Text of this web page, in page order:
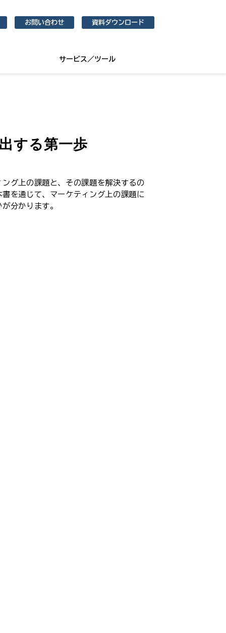
お問い合わせ 資料ダウンロード
サービス／ツール
する第一歩
グ上の課題と、その課題を解決するの
を通じて、マーケティング上の課題に
分かります。